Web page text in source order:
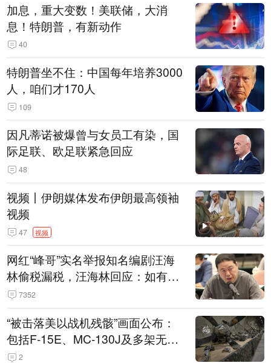
加息，重大变数！美联储，大消
息！特朗普，有新动作
40
特朗普坐不住：中国每年培养3000
人，咱们才170人
109
因凡蒂诺被爆曾与女员工有染，国
际足联、欧足联紧急回应
48
视频丨伊朗媒体发布伊朗最高领袖
视频
47 视频
网红“峰哥”实名举报知名编剧汪海
林偷税漏税，汪海林回应：如有违
法行为，相关机构自会进行评判和
处理
7352
“被击落美以战机残骸”画面公布：
包括F-15E、MC-130J及多架无人
机 2